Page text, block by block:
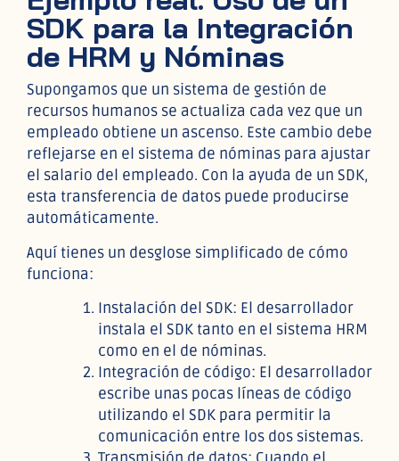
SDK para la Integración
de HRM y Nóminas
Supongamos que un sistema de gestión de
recursos humanos se actualiza cada vez que un
empleado obtiene un ascenso. Este cambio debe
reflejarse en el sistema de nóminas para ajustar
el salario del empleado. Con la ayuda de un SDK,
esta transferencia de datos puede producirse
automáticamente.
Aquí tienes un desglose simplificado de cómo
funciona:
Instalación del SDK: El desarrollador
instala el SDK tanto en el sistema HRM
como en el de nóminas.
Integración de código: El desarrollador
escribe unas pocas líneas de código
utilizando el SDK para permitir la
comunicación entre los dos sistemas.